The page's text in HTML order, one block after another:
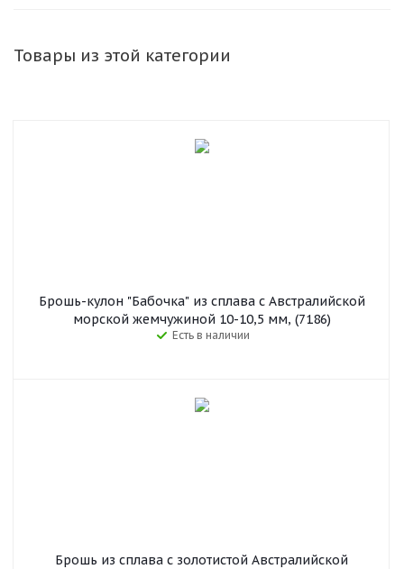
Товары из этой категории
Брошь-кулон "Бабочка" из сплава с Австралийской
морской жемчужиной 10-10,5 мм, (7186)
Есть в наличии
Брошь из сплава с золотистой Австралийской